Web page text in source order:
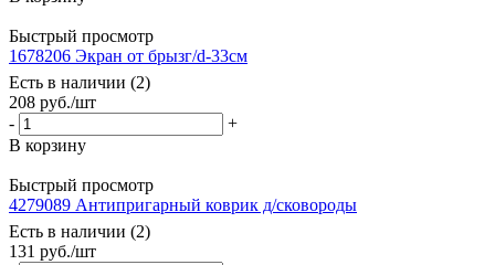
Быстрый просмотр
1678206 Экран от брызг/d-33см
Есть в наличии (2)
208 руб./шт
-
+
В корзину
Быстрый просмотр
4279089 Антипригарный коврик д/сковороды
Есть в наличии (2)
131 руб./шт